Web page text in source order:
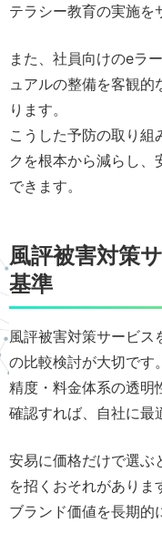
テラシー教育の実施を
また、社員向けのeラ
ュアルの整備を客観的
ります。
こうした予防の取り組
クを根本から減らし
できます。
風評被害対策
基準
風評被害対策サービス
の比較検討が大切です
精度・料金体系の透明
確認すれば、自社に最
安易に価格だけで選ぶ
を招くおそれがありま
ブランド価値を長期的